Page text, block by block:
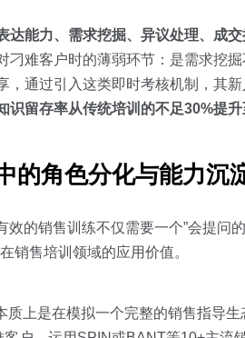
达能力、需求挖掘、异议处理、成
刁难客户时的薄弱环节：是需求挖
，通过引入这类即时考核机制，其
识留存率从传统培训的不足30%提
的角色分化与能力沉
的销售训练不仅需要一个”会提问
销售培训领域的应用价值。
上是在模拟一个完整的销售指导